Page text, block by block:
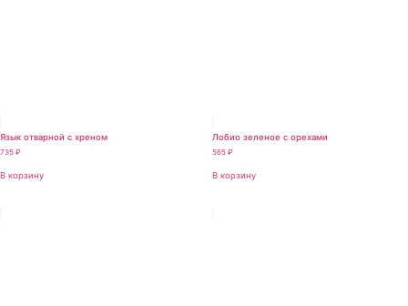
Язык отварной с хреном
735 ₽
В корзину
Лобио зеленое с орехами
565 ₽
В корзину